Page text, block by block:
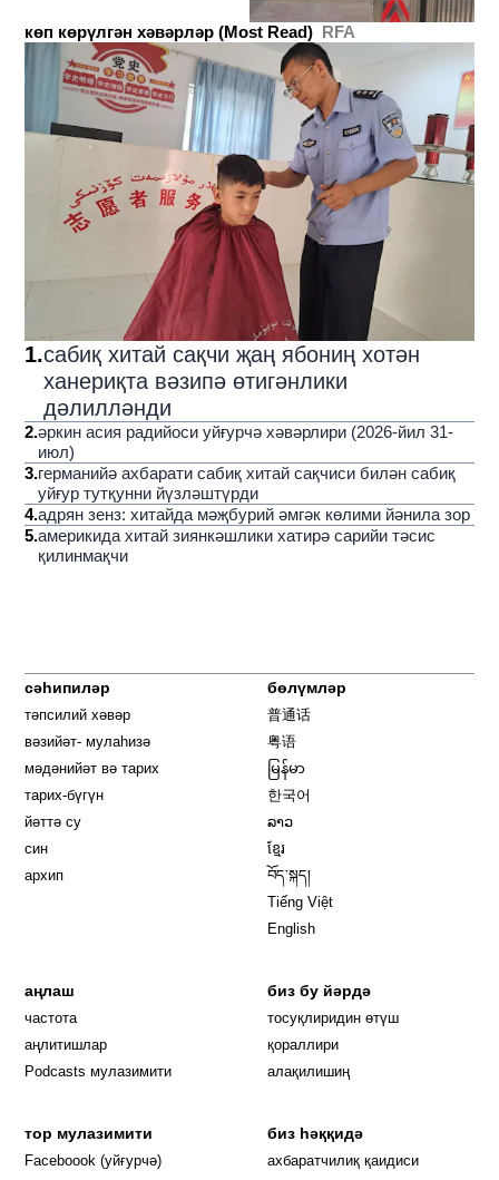
көп көрүлгән хәвәрләр (Most Read) RFA
1.сабиқ хитай сақчи җаң ябониң хотән
ханериқта вәзипә өтигәнлики
дәлилләнди
2.әркин асия радийоси уйғурчә хәвәрлири (2026-йил 31-
июл)
3.германийә ахбарати сабиқ хитай сақчиси билән сабиқ
уйғур тутқунни йүзләштүрди
4.адрян зенз: хитайда мәҗбурий әмгәк көлими йәнила зор
5.америкида хитай зиянкәшлики хатирә сарийи тәсис
қилинмақчи
сәһипиләр
тәпсилий хәвәр
вәзийәт- мулаһизә
мәдәнийәт вә тарих
тарих-бүгүн
йәттә су
син
архип
бөлүмләр
普通话
粤语
မြန်မာ
한국어
ລາວ
ខ្មែរ
བོད་སྐད།
Tiếng Việt
English
аңлаш
частота
аңлитишлар
Podcasts мулазимити
биз бу йәрдә
тосуқлиридин өтүш
қораллири
алақилишиң
тор мулазимити
Faceboook (уйғурчә) Opens in new window
биз һәққидә
ахбаратчилиқ қаидиси